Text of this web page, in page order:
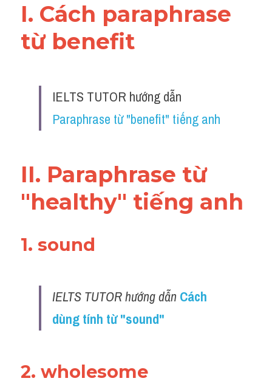
I. Cách paraphrase
từ benefit
Paraphrase từ "benefit" tiếng anh
II. Paraphrase từ
"healthy" tiếng anh
1. sound
IELTS TUTOR hướng dẫn Cách
dùng tính từ "sound"
2. wholesome